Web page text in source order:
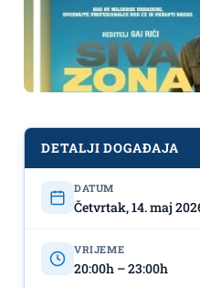
CINEPLEXX
DETALJI DOGAĐAJA
DATUM
Četvrtak, 14. maj
VRIJEME
20:00h – 23:00h